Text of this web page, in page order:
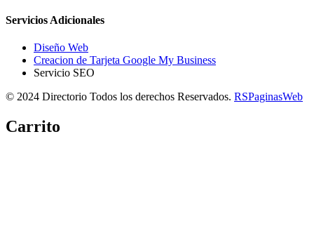
Servicios Adicionales
Diseño Web
Creacion de Tarjeta Google My Business
Servicio SEO
© 2024 Directorio Todos los derechos Reservados. RSPaginasWeb
Carrito